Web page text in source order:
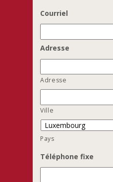
Courriel
Adresse
Adresse
Ville
Pays
Téléphone fixe